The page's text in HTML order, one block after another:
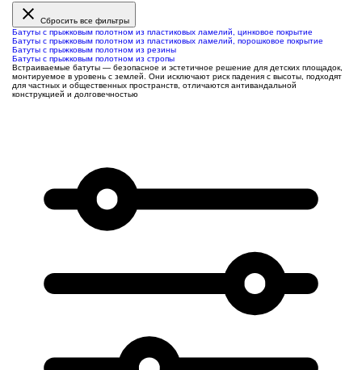
Сбросить все фильтры
Батуты с прыжковым полотном из пластиковых ламелий, цинковое покрытие
Батуты с прыжковым полотном из пластиковых ламелий, порошковое покрытие
Батуты с прыжковым полотном из резины
Батуты с прыжковым полотном из стропы
Встраиваемые батуты — безопасное и эстетичное решение для детских площадок,
монтируемое в уровень с землей . Они исключают риск падения с высоты, подходят
для частных и общественных пространств, отличаются антивандальной
конструкцией и долговечностью